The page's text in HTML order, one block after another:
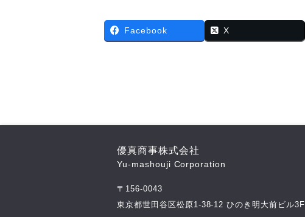
Facebook X
優真商事株式会社
Yu-mashouji Corporation
〒156-0043
東京都世田谷区松原1-38-12 ひのき明大前ビル3F